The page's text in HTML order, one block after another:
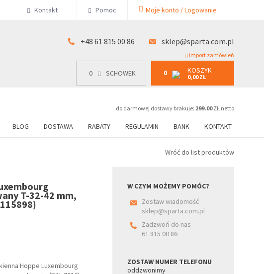
Kontakt Pomoc Moje konto / Logowanie
+48 61 815 00 86 sklep@sparta.com.pl
import zamówień
0 SCHOWEK 0 KOSZYK
0,00 ZŁ
do darmowej dostawy brakuje: 299.00ZŁ netto
BLOG DOSTAWA RABATY REGULAMIN BANK KONTAKT
0 SCHOWEK 0 KOSZYK
0,00 ZŁ
+48 61 815 00 86
Wróć do list produktów
T-32-42 mm,
Hoppe Luxembourg
W CZYM MOŻEMY POMÓC?
Zostaw wiadomość
sklep@sparta.com.pl
Zadzwoń do nas
61 815 00 86
ZOSTAW NUMER TELEFONU
oddzwonimy